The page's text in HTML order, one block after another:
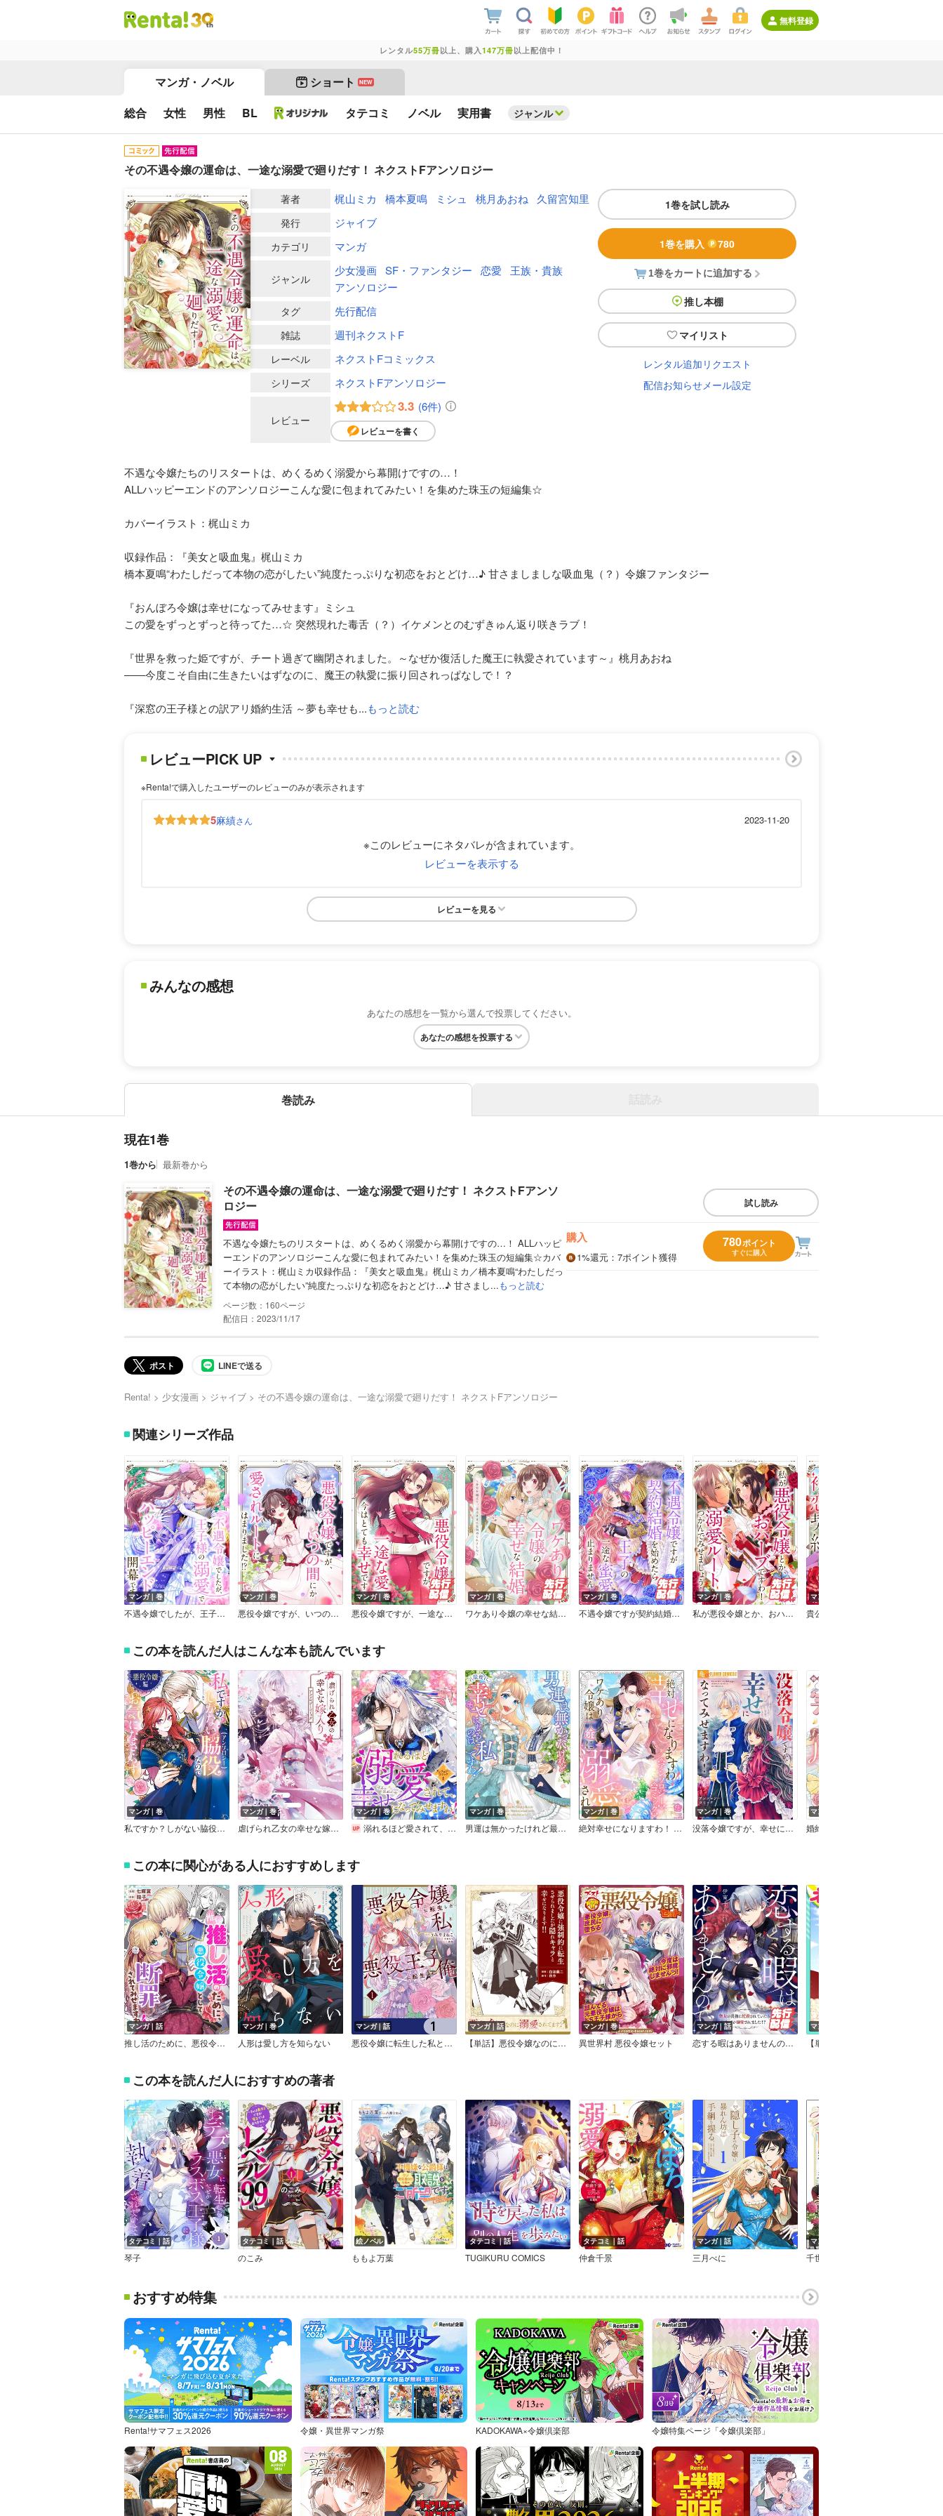
無料登録
レンタル55万冊以上、購入 147万冊以上配信中！
マンガ・ノベル ショート NEW
総合 女性 男性 BL タテコミ ノベル 実用書 ジャンル
その不遇令嬢の運命は、一途な溺愛で廻りだす！ ネクストFアンソロジー
1巻を試し読み
1巻を購入 780
1巻をカートに追加する
推し本棚
マイリスト
レンタル追加リクエスト
配信お知らせメール設定
著者 梶山ミカ 橋本夏鳴 ミシュ 桃月あおね 久留宮知里
発行 ジャイブ
カテゴリ マンガ
ジャンル
少女漫画 SF・ファンタジー 恋愛
王族・貴族
アンソロジー
タグ 先行配信
雑誌 週刊ネクストF
レーベル ネクストFコミックス
シリーズ ネクストFアンソロジー
レビュー
3.3 (6件)
レビューを書く
不遇な令嬢たちのリスタートは、めくるめく溺愛から幕開けですの…！
ALLハッピーエンドのアンソロジーこんな愛に包まれてみたい！を集めた珠玉の短編集☆
カバーイラスト：梶山ミカ
収録作品：『美女と吸血鬼』梶山ミカ
橋本夏鳴“わたしだって本物の恋がしたい”純度たっぷりな初恋をおとどけ…♪ 甘さましましな吸血鬼（？）令嬢ファンタジー
『おんぼろ令嬢は幸せになってみせます』ミシュ
この愛をずっとずっと待ってた…☆ 突然現れた毒舌（？）イケメンとのむずきゅん返り咲きラブ！
『世界を救った姫ですが、チート過ぎて幽閉されました。～なぜか復活した魔王に執愛されています～』桃月あおね
――今度こそ自由に生きたいはずなのに、魔王の執愛に振り回されっぱなしで！？
『深窓の王子様との訳アリ婚約生活 ～夢も幸せも...もっと読む
レビューPICK UP
※Renta!で購入したユーザーのレビューのみが表示されます
5麻績さん 2023-11-20
※このレビューにネタバレが含まれています。
レビューを表示する
レビューを見る
みんなの感想
あなたの感想を一覧から選んで投票してください。
あなたの感想を投票する
巻読み
現在1巻
1巻から 最新巻から
その不遇令嬢の運命は、一途な溺愛で廻りだす！ ネクストFアンソ
ロジー
不遇な令嬢たちのリスタートは、めくるめく溺愛から幕開けですの…！ ALLハッピ
ーエンドのアンソロジーこんな愛に包まれてみたい！を集めた珠玉の短編集☆カバ
ーイラスト：梶山ミカ収録作品：『美女と吸血鬼』梶山ミカ／橋本夏鳴“わたしだっ
て本物の恋がしたい”純度たっぷりな初恋をおとどけ…♪ 甘さまし...もっと読む
160
配信日：2023/11/17
試し読み
購入
1%還元 ：7ポイント獲得
780ポイント
すぐに購入
ポスト LINEで送る
Renta! 少女漫画 ジャイブ その不遇令嬢の運命は、一途な溺愛で廻りだす！ ネクストFアンソロジー
関連シリーズ作品
マンガ｜巻
不遇令嬢でしたが、王子様の溺愛でハッピーエンドが開幕です！ ネクストFアンソロジー
マンガ｜巻
悪役令嬢ですが、いつの間にか愛されルートにはまりました！？ ネクストFアンソロジー
マンガ｜巻
悪役令嬢ですが、一途な愛に今はとても幸せです！ ネクストFアンソロジー
マンガ｜巻
ワケあり令嬢の幸せな結婚 ～身分を超えて、王子さまに見初められました～ ネクストFアンソロジー
マンガ｜巻
不遇令嬢ですが契約結婚を始めたら王子の一途な蜜愛が止まりません ネクストFアンソロジー
マンガ｜巻
私が悪役令嬢とか、おハーブですわ！ 溺愛ルートつかんでみせましょう！ ネクストFアンソロジー
マンガ｜巻
この本を読んだ人はこんな本も読んでいます
マンガ｜巻
私ですか？しがない脇役なのでお気になさらず。アンソロジー
マンガ｜巻
虐げられ乙女の幸せな嫁入り アンソロジーコミック
マンガ｜巻
溺れるほど愛されて、幸せになってみせますわ！アンソロジーコミック
マンガ｜巻
男運は無かったけれど最後に幸せになるのは私ですわ！ アンソロジーコミック
マンガ｜巻
絶対幸せになりますわ！ ワケあり令嬢は一途に溺愛される アンソロジーコミック
マンガ｜巻
没落令嬢ですが、幸せになってみせますわ！ アンソロジー 3
マンガ｜巻
この本に関心がある人におすすめします
マンガ｜話
推し活のために、悪役令嬢として断罪されてみせますわ！？
マンガ｜巻
人形は愛し方を知らない
マンガ｜話
悪役令嬢に転生した私と悪役王子に転生した俺【分冊版】
マンガ｜話
【単話】悪役令嬢なのに溺愛されてます？ 『悪役令嬢に強制的に転生させられましたが隠れキャラと幸せになります！！』
マンガ｜巻
異世界村 悪役令嬢セット
マンガ｜話
恋する暇はありませんので。～聖女の責務に忙殺されていたら、なぜか溺愛されました！？～
マンガ｜話
この本を読んだ人におすすめの著者
タテコミ｜話
琴子
タテコミ｜話
のこみ
絵ノベル
ももよ万葉
タテコミ｜話
TUGIKURU COMICS
タテコミ｜話
仲倉千景
マンガ｜話
三月べに
マンガ｜話
千世トケイ
おすすめ特集
Renta!サマフェス2026 令嬢・異世界マンガ祭 KADOKAWA×令嬢倶楽部 令嬢特集ページ「令嬢倶楽部」